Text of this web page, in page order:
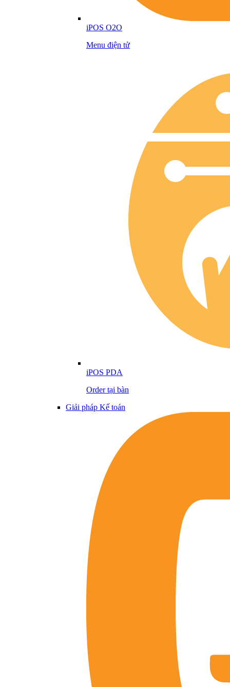
iPOS O2O
Menu điện tử
iPOS PDA
Order tại bàn
Giải pháp Kế toán